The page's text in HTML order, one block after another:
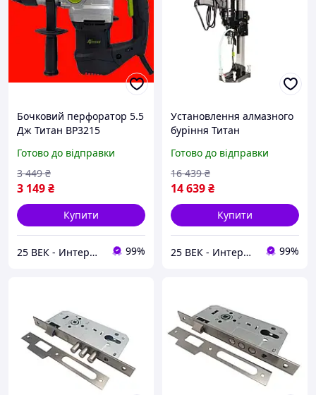
Бочковий перфоратор 5.5
Дж Титан BP3215
Готово до відправки
3 149₴
3 449 ₴
Купити
25 ВЕК - Интернет-Магазин: электрический, бензиновый, аккумуляторный инструмент и строительство. 99%
Установлення алмазного
буріння Титан
двошвидкісна
Готово до відправки
14 639₴
16 439 ₴
Купити
25 ВЕК - Интернет-Магазин: электрический, бензиновый, аккумуляторный инструмент и строительство. 99%